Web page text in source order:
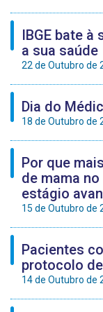
IBGE bate à
a sua saúde
22 de Outubro de
Dia do
18 de Outubro de
Por que
de mama
estágio
15 de Outubro de
Pacientes
protocolo
14 de Outubro de